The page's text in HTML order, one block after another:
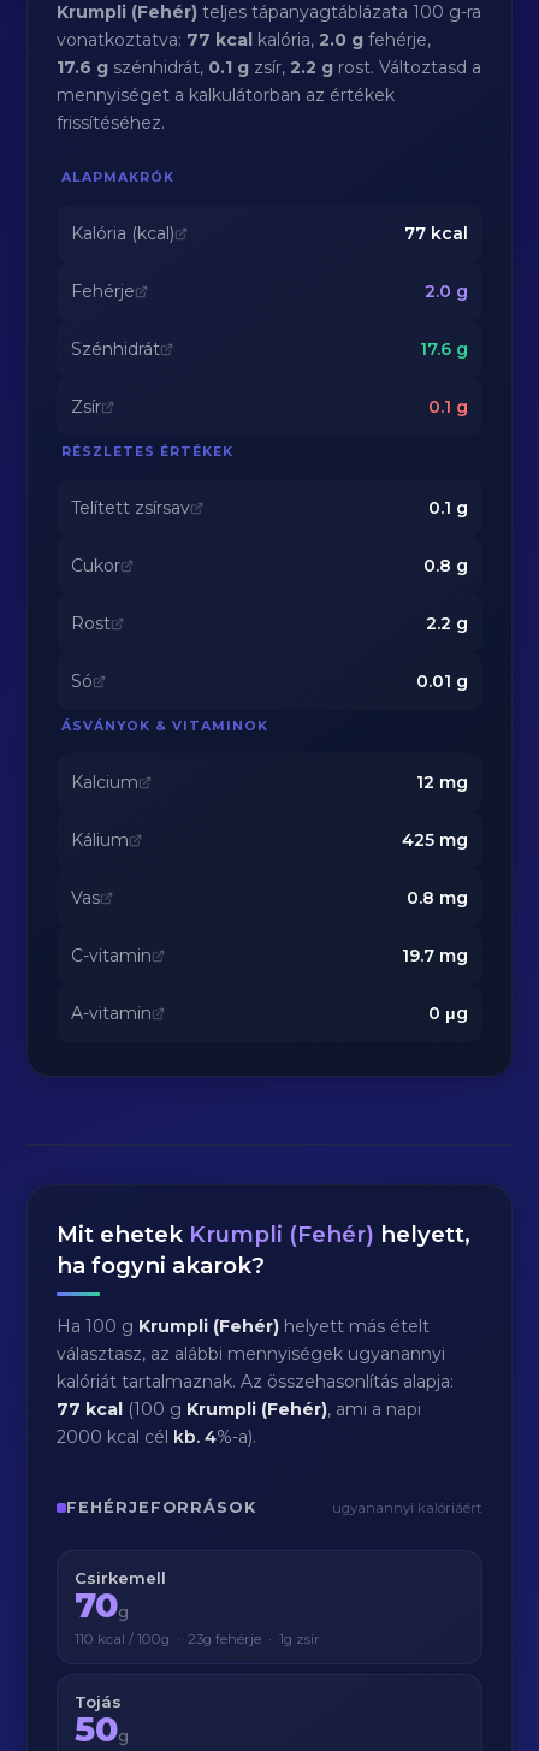
Krumpli (Fehér) teljes tápanyagtáblázata 100 g-ra
vonatkoztatva: 77 kcal kalória,2.0 g fehérje,
17.6 g szénhidrát, 0.1 g zsír,2.2 g rost. Változtasd a
mennyiséget a kalkulátorban az értékek
frissítéséhez.
ALAPMAKRÓK
Kalória (kcal) 77kcal
Fehérje 2.0 g
Szénhidrát 17.6g
Zsír 0.1 g
RÉSZLETES ÉRTÉKEK
Telített zsírsav 0.1 g
Cukor 0.8 g
Rost 2.2 g
Só 0.01 g
ÁSVÁNYOK & VITAMINOK
Kalcium 12 mg
Kálium 425mg
Vas 0.8 mg
C-vitamin 19.7mg
A-vitamin 0 μg
Mit ehetek Krumpli (Fehér) helyett,
ha fogyni akarok?
Ha 100 g Krumpli (Fehér) helyett más ételt
választasz, az alábbi mennyiségek ugyanannyi
kalóriát tartalmaznak. Az összehasonlítás alapja:
77 kcal (100 g Krumpli (Fehér), ami a napi
2000 kcal cél kb.4%-a).
FEHÉRJEFORRÁSOK ugyanannyi kalóriáért
Csirkemell
70g
110 kcal / 100g · 23g fehérje · 1g zsír
Tojás
50g